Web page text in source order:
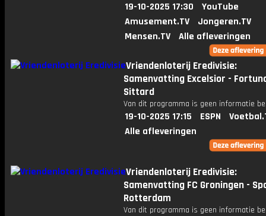
19-10-2025 17:30
YouTube
Amusement.TV
Jongeren.TV
Mensen.TV
Alle afleveringen
Vriendenloterij Eredivisie:
Samenvatting Excelsior -
Sittard
Van dit programma is geen informatie
19-10-2025 17:15 ESPN
Alle afleveringen
Vriendenloterij Eredivisie:
Samenvatting FC Groningen -
Rotterdam
Van dit programma is geen informatie